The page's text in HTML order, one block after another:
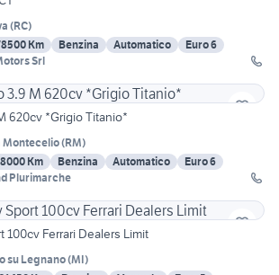
(RC)
Km Benzina Automatico
Euro 6
Srl
620cv *Grigio Titanio*
Montecelio(RM)
Km Benzina Automatico
Euro 6
Plurimarche
100cv Ferrari Dealers Limit
su Legnano(MI)